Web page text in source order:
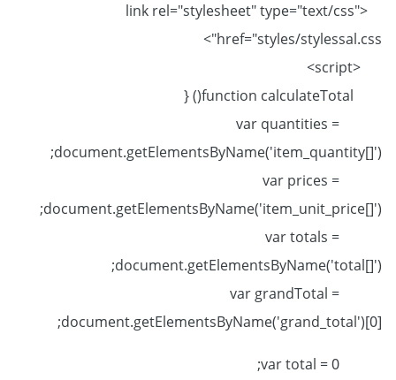
<link rel="stylesheet" type="text/css"
href="styles/stylessal.css">
<script>
var quantities =
document.getElementsByName('item_quantity[]');
var prices =
document.getElementsByName('item_unit_price[]');
var totals =
document.getElementsByName('total[]');
var grandTotal =
document.getElementsByName('grand_total')[0];